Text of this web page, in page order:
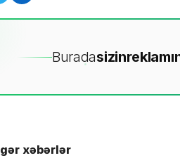
Buradasizin
xəbərlər